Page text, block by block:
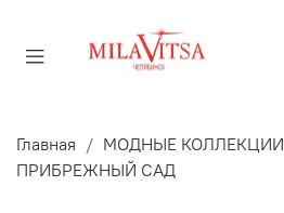
Главная МОДНЫЕ КОЛЛЕКЦИИ
ПРИБРЕЖНЫЙ САД